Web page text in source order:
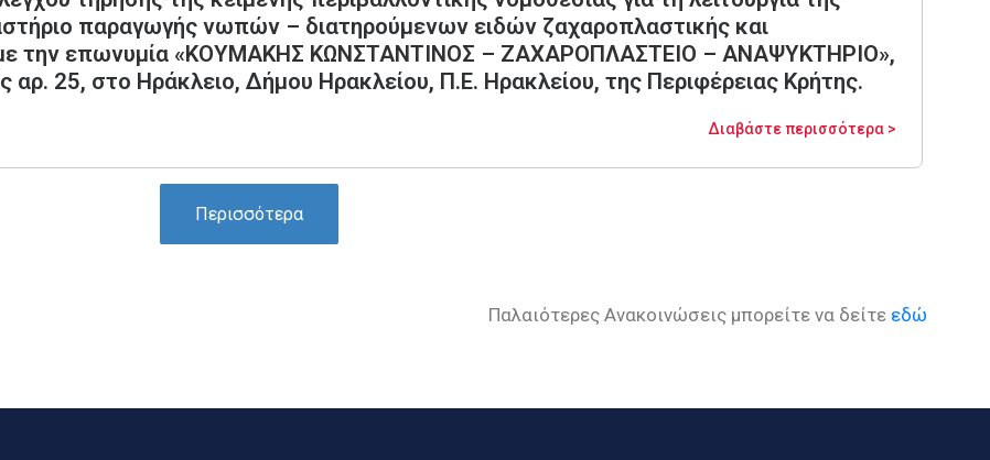
παραγωγής νωπών – διατηρούμενων ειδών ζαχαροπλαστικής και
με την επωνυμία «ΚΟΥΜΑΚΗΣ ΚΩΝΣΤΑΝΤΙΝΟΣ – ΖΑΧΑΡΟΠΛΑΣΤΕΙΟ – ΑΝΑΨΥΚΤΗΡΙΟ»,
25, στο Ηράκλειο, Δήμου Ηρακλείου, Π.Ε. Ηρακλείου, της Περιφέρειας Κρήτης.
Διαβάστε περισσότερα >
Περισσότερα
Παλαιότερες Ανακοινώσεις μπορείτε να δείτε εδώ